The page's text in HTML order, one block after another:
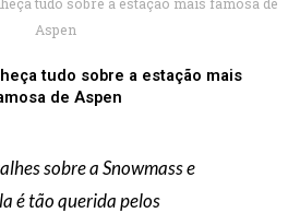
Aspen
tudo sobre a estação mais
de Aspen
sobre a Snowmass e
é tão querida pelos